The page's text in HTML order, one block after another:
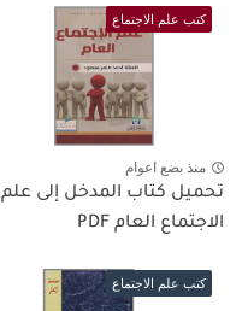
كتب علم الاجتماع
منذ بضع اعوام
تحميل كتاب المدخل إلى علم
الاجتماع العام PDF
كتب علم الاجتماع